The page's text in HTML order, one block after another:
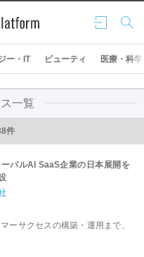
ログ
イン
検索
ー・IT ビューティ 医療・科学
一覧
件
バルAI SaaS企業の日本展開を
ーサクセスの構築・運用まで、